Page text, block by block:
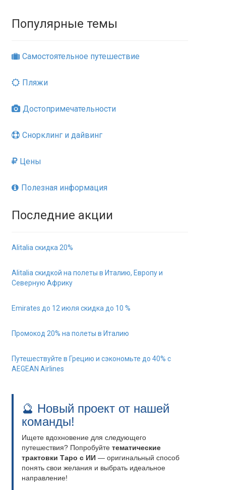
Популярные темы
Самостоятельное путешествие
Пляжи
Достопримечательности
Снорклинг и дайвинг
Цены
Полезная информация
Последние акции
Alitalia скидка 20%
Alitalia скидкой на полеты в Италию, Европу и
Северную Африку
Emirates до 12 июля скидка до 10 %
Промокод 20% на полеты в Италию
Путешествуйте в Грецию и сэкономьте до 40% с
AEGEAN Airlines
🔮 Новый проект от нашей
команды!
Ищете вдохновение для следующего
путешествия? Попробуйте тематические
трактовки Таро с ИИ — оригинальный способ
понять свои желания и выбрать идеальное
направление!